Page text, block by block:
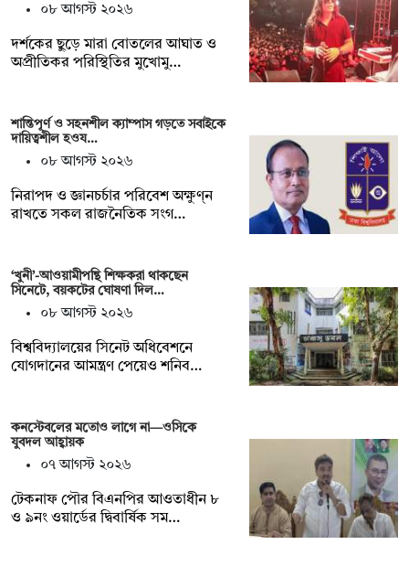
০৮ আগস্ট ২০২৬
দর্শকের ছুড়ে মারা বোতলের আঘাত ও
অপ্রীতিকর পরিস্থিতির মুখোমু…
শান্তিপূর্ণ ও সহনশীল ক্যাম্পাস গড়তে সবাইকে
দায়িত্বশীল হওয…
০৮ আগস্ট ২০২৬
নিরাপদ ও জ্ঞানচর্চার পরিবেশ অক্ষুণ্ন
রাখতে সকল রাজনৈতিক সংগ…
‘খুনী’-আওয়ামীপন্থি শিক্ষকরা থাকছেন
সিনেটে, বয়কটের ঘোষণা দিল…
০৮ আগস্ট ২০২৬
বিশ্ববিদ্যালয়ের সিনেট অধিবেশনে
যোগদানের আমন্ত্রণ পেয়েও শনিব…
কনস্টেবলের মতোও লাগে না—ওসিকে
যুবদল আহ্বায়ক
০৭ আগস্ট ২০২৬
টেকনাফ পৌর বিএনপির আওতাধীন ৮
ও ৯নং ওয়ার্ডের দ্বিবার্ষিক সম…